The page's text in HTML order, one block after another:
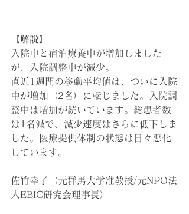
【解説】
入院中と宿泊療養中が増加しました
が、入院調整中が減少。
直近1週間の移動平均値は、ついに入院
中が増加（2名）に転じました。入院調
整中は増加が続いています。総患者数
は1名減で、減少速度はさらに低下しま
した。医療提供体制の状態は日々悪化
しています。
佐竹幸子（元群馬大学准教授/元NPO法
人EBIC研究会理事長）